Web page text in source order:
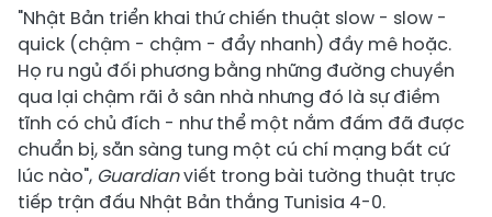
"Nhật Bản triển khai thứ chiến thuật slow - slow -
quick (chậm - chậm - đẩy nhanh) đầy mê hoặc.
Họ ru ngủ đối phương bằng những đường chuyền
qua lại chậm rãi ở sân nhà nhưng đó là sự điềm
tĩnh có chủ đích - như thể một nắm đấm đã được
chuẩn bị, sẵn sàng tung một cú chí mạng bất cứ
lúc nào", Guardianviết trong bài tường thuật trực
tiếp trận đấu Nhật Bản thắng Tunisia 4-0.